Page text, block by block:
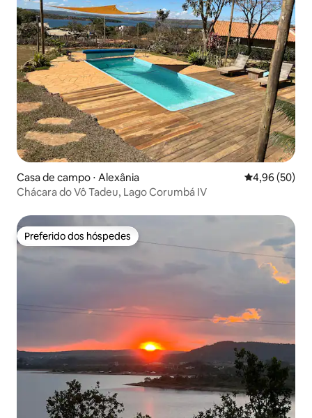
Casa de campo ⋅ Alexânia 4,96 de uma
4,96 (50)
Chácara do Vô Tadeu, Lago Corumbá IV
Preferido dos hóspedes
Preferido dos hóspedes